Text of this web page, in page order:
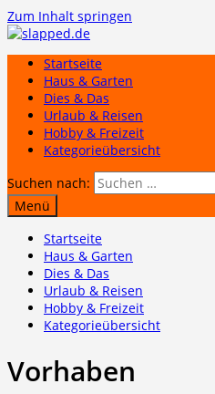
Zum Inhalt springen
Startseite
Haus & Garten
Dies & Das
Urlaub & Reisen
Hobby & Freizeit
Kategorieübersicht
Suchen nach:
Menü
Startseite
Haus & Garten
Dies & Das
Urlaub & Reisen
Hobby & Freizeit
Kategorieübersicht
Vorhaben